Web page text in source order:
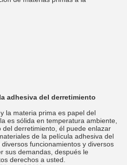
adhesiva del derretimiento
la materia prima es papel del
es sólida en temperatura ambiente,
derretimiento, él puede enlazar
de la película adhesiva del
funcionamientos y diversos
sus demandas, después le
derechos a usted.